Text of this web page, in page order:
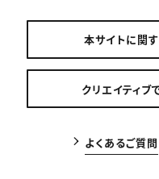
本サイトに関
クリエイティブ
よくあるご質問